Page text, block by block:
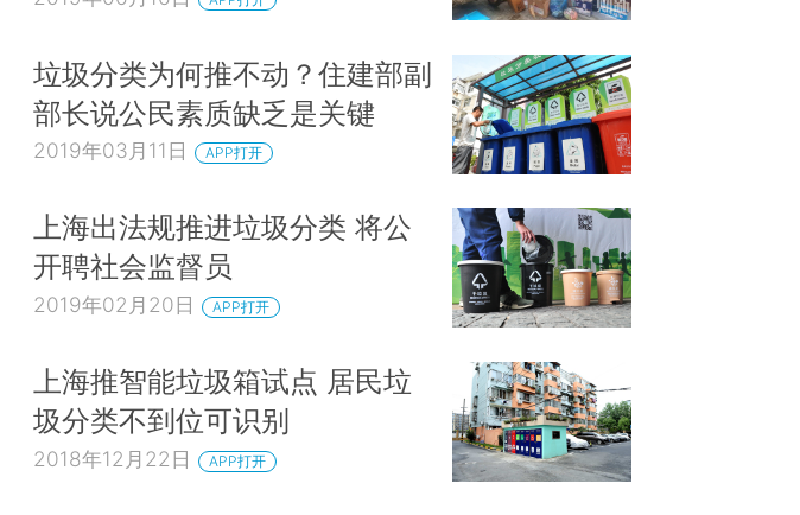
垃圾分类为何推不动？住建部副
部长说公民素质缺乏是关键
2019年03月11日 APP打开
上海出法规推进垃圾分类 将公
开聘社会监督员
2019年02月20日 APP打开
上海推智能垃圾箱试点 居民垃
圾分类不到位可识别
2018年12月22日 APP打开